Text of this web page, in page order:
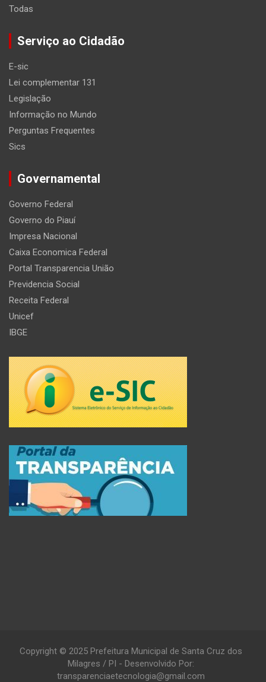
Todas
Serviço ao Cidadão
E-sic
Lei complementar 131
Legislação
Informação no Mundo
Perguntas Frequentes
Sics
Governamental
Governo Federal
Governo do Piauí
Impresa Nacional
Caixa Economica Federal
Portal Transparencia União
Previdencia Social
Receita Federal
Unicef
IBGE
Copyright © 2025 Prefeitura Municipal de Santa Cruz dos
Milagres / PI - Desenvolvido Por:
transparenciaetecnologia@gmail.com